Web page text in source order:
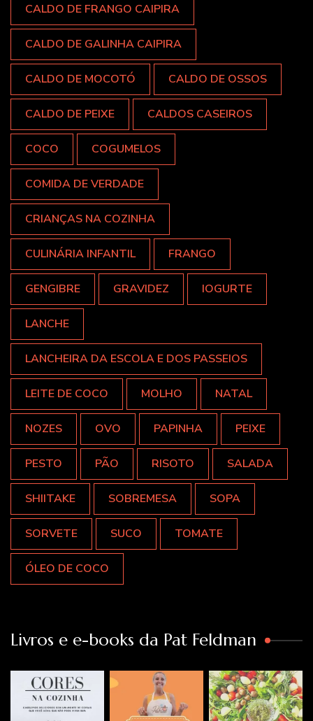
CALDO DE FRANGO CAIPIRA
CALDO DE GALINHA CAIPIRA
CALDO DE MOCOTÓ CALDO DE OSSOS
CALDO DE PEIXE CALDOS CASEIROS
COCO COGUMELOS
COMIDA DE VERDADE
CRIANÇAS NA COZINHA
CULINÁRIA INFANTIL FRANGO
GENGIBRE GRAVIDEZ IOGURTE
LANCHE
LANCHEIRA DA ESCOLA E DOS PASSEIOS
LEITE DE COCO MOLHO NATAL
NOZES OVO PAPINHA PEIXE
PESTO PÃO RISOTO SALADA
SHIITAKE SOBREMESA SOPA
SORVETE SUCO TOMATE
ÓLEO DE COCO
Livros e e-books da Pat Feldman